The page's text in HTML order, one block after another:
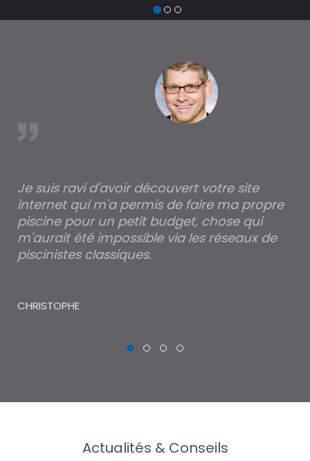
Je suis ravi d'avoir découvert votre site
internet qui m'a permis de faire ma propre
piscine pour un petit budget, chose qui
m'aurait été impossible via les réseaux de
piscinistes classiques.
CHRISTOPHE
Actualités & Conseils